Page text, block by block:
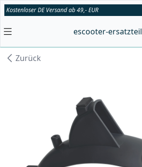
Kostenloser DE Versand ab 49,- EUR
escooter-ersatzteil
Zurück